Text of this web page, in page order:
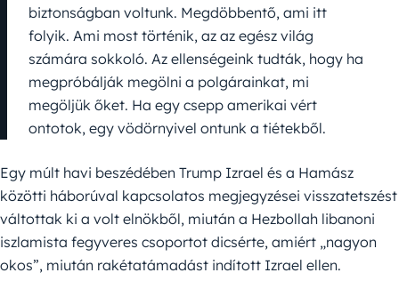
biztonságban voltunk. Megdöbbentő, ami itt
folyik. Ami most történik, az az egész világ
számára sokkoló. Az ellenségeink tudták, hogy ha
megpróbálják megölni a polgárainkat, mi
megöljük őket. Ha egy csepp amerikai vért
ontotok, egy vödörnyivel ontunk a tiétekből.
Egy múlt havi beszédében Trump Izrael és a Hamász
közötti háborúval kapcsolatos megjegyzései visszatetszést
váltottak ki a volt elnökből, miután a Hezbollah libanoni
iszlamista fegyveres csoportot dicsérte, amiért „nagyon
okos”, miután rakétatámadást indított Izrael ellen.